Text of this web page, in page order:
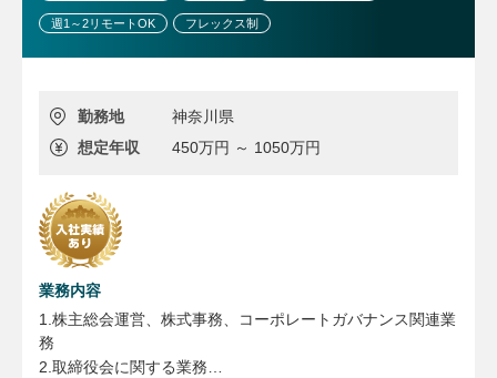
週1～2リモートOK フレックス制
勤務地
神奈川県
想定年収
450万円 ～ 1050万円
業務内容
1.株主総会運営、株式事務、コーポレートガバナンス関連業
務
2.取締役会に関する業務